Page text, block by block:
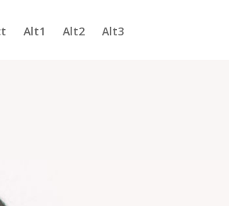
Alt1 Alt2 Alt3